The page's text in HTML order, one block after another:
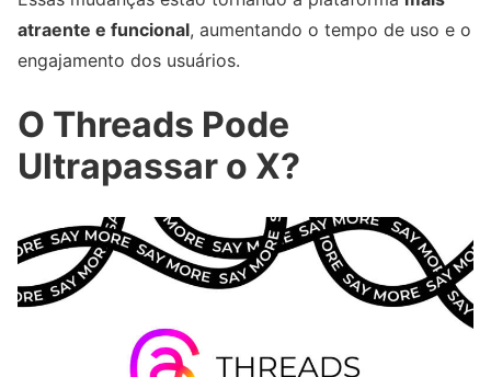
atraente e funcional, aumentando o tempo de uso e o
engajamento dos usuários.
O Threads Pode
Ultrapassar o X?